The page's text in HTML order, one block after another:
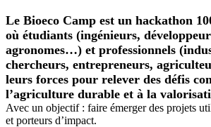
Le Bioeco Camp est un hackathon
où étudiants (ingénieurs,
agronomes…) et professionnels
chercheurs, entrepreneurs,
leurs forces pour relever des défis
l’agriculture durable et à la
Avec un objectif : faire émerger des projets
et porteurs d’impact.